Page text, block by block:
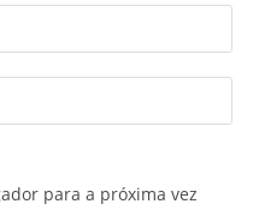
para a próxima vez